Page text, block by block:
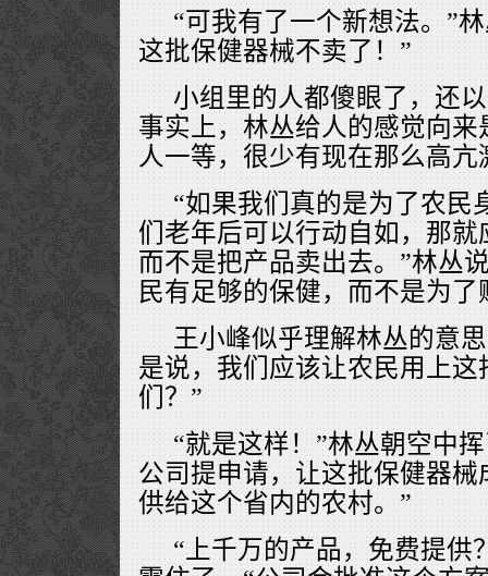
“可我有了一个新想法。”
这批保健器械不卖了！”
小组里的人都傻眼了，还
事实上，林丛给人的感觉向
人一等，很少有现在那么高亢
“如果我们真的是为了农民
们老年后可以行动自如，那
而不是把产品卖出去。”林丛
民有足够的保健，而不是为了
王小峰似乎理解林丛的意
是说，我们应该让农民用上
们？”
“就是这样！”林丛朝空中
公司提申请，让这批保健器
供给这个省内的农村。”
“上千万的产品，免费提供